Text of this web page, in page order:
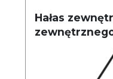
Hałas